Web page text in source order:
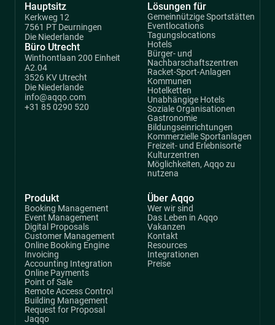
Hauptsitz
Kerkweg 12
7561 PT Deurningen
Die Niederlande
Büro Utrecht
Winthontlaan 200 Einheit
A2.04
3526 KV Utrecht
Die Niederlande
info@aqqo.com
+31 85 0290 520
Produkt
Booking Management
Event Management
Digital Proposals
Customer Management
Online Booking Engine
Invoicing
Accounting Integration
Online Payments
Point of Sale
Remote Access Control
Building Management
Request for Proposal
Jaqqo
Lösungen für
Gemeinnützige Sportstätten
Eventlocations
Tagungslocations
Hotels
Bürger- und
Nachbarschaftszentren
Racket-Sport-Anlagen
Kommunen
Hotelketten
Unabhängige Hotels
Soziale Organisationen
Gastronomie
Bildungseinrichtungen
Kommerzielle Sportanlagen
Freizeit- und Erlebnisorte
Kulturzentren
Möglichkeiten, Aqqo zu
nutzena
Über Aqqo
Wer wir sind
Das Leben in Aqqo
Vakanzen
Kontakt
Resources
Integrationen
Preise